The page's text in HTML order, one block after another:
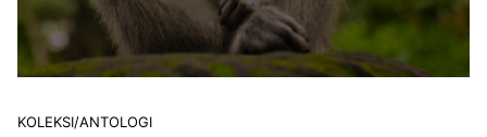
KOLEKSI/ANTOLOGI